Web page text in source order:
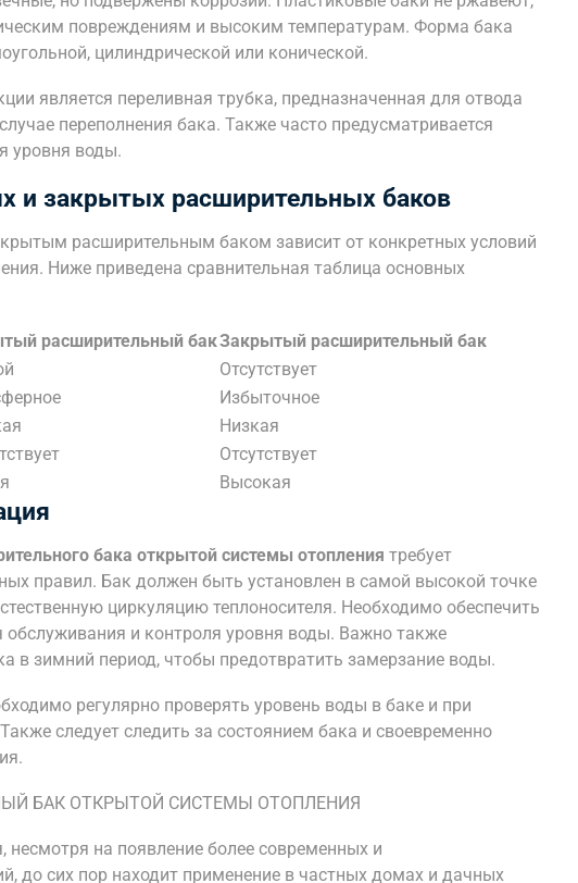
повреждениям и высоким температурам. Форма бака
цилиндрической или конической.
является переливная трубка, предназначенная для отвода
переполнения бака. Также часто предусматривается
уровня воды.
и закрытых расширительных баков
расширительным баком зависит от конкретных условий
Ниже приведена сравнительная таблица основных
расширительный бакЗакрытый расширительный бак
Отсутствует
Избыточное
Низкая
Отсутствует
Высокая
бака открытой системы отопления требует
правил. Бак должен быть установлен в самой высокой точке
циркуляцию теплоносителя. Необходимо обеспечить
обслуживания и контроля уровня воды. Важно также
в зимний период, чтобы предотвратить замерзание воды.
регулярно проверять уровень воды в баке и при
следует следить за состоянием бака и своевременно
БАК ОТКРЫТОЙ СИСТЕМЫ ОТОПЛЕНИЯ
несмотря на появление более современных и
до сих пор находит применение в частных домах и дачных